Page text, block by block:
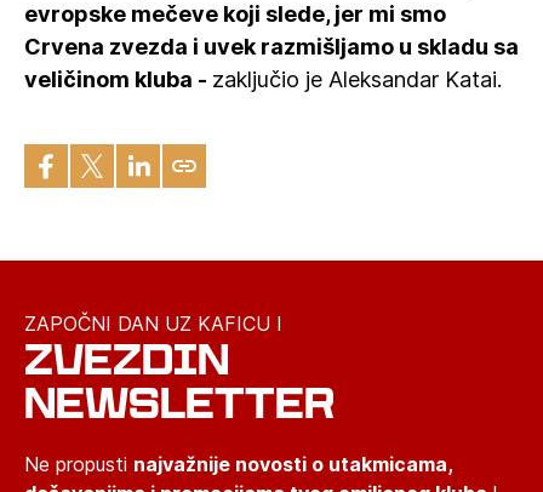
evropske mečeve koji slede, jer mi smo
Crvena zvezda i uvek razmišljamo u skladu sa
veličinom kluba - zaključio je Aleksandar Katai.
ZAPOČNI DAN UZ KAFICU I
ZVEZDIN
NEWSLETTER
Ne propusti najvažnije novosti o utakmicama,